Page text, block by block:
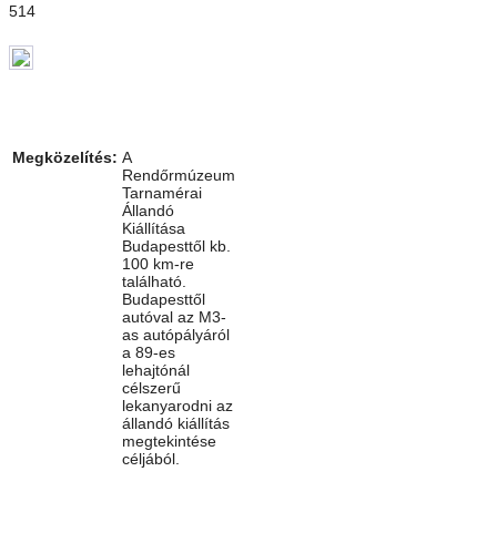
514
Megközelítés: A
Rendőrmúzeum
Tarnamérai
Állandó
Kiállítása
Budapesttől kb.
100 km-re
található.
Budapesttől
autóval az M3-
as autópályáról
a 89-es
lehajtónál
célszerű
lekanyarodni az
állandó kiállítás
megtekintése
céljából.